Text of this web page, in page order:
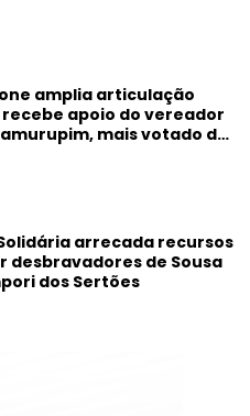
amplia articulação
apoio do vereador
mais votado de
arrecada recursos
desbravadores de Sousa
dos Sertões